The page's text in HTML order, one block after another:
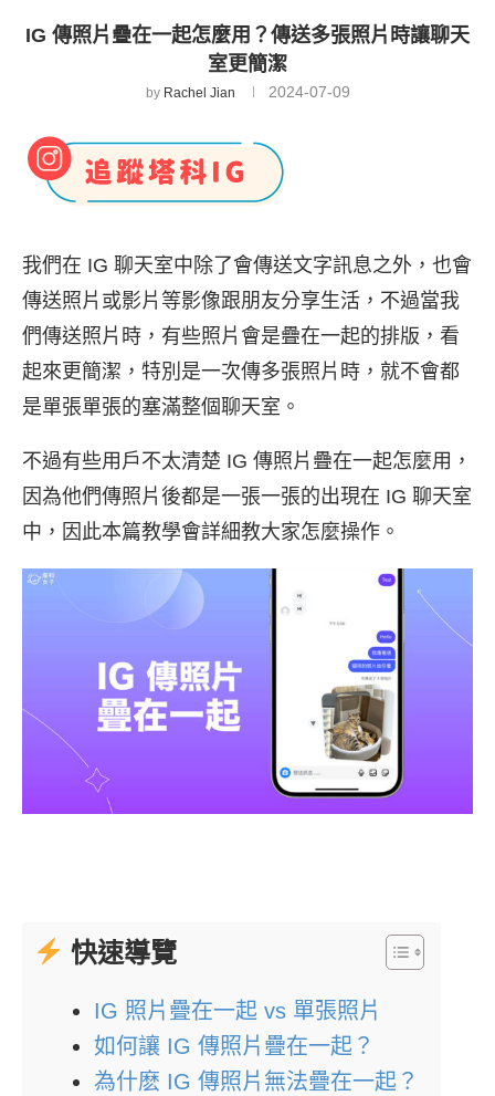
IG 傳照片疊在一起怎麼用？傳送多張照片時讓聊天
室更簡潔
by Rachel Jian 2024-07-09
我們在 IG 聊天室中除了會傳送文字訊息之外，也會
傳送照片或影片等影像跟朋友分享生活，不過當我
們傳送照片時，有些照片會是疊在一起的排版，看
起來更簡潔，特別是一次傳多張照片時，就不會都
是單張單張的塞滿整個聊天室。
不過有些用戶不太清楚 IG 傳照片疊在一起怎麼用，
因為他們傳照片後都是一張一張的出現在 IG 聊天室
中，因此本篇教學會詳細教大家怎麼操作。
快速導覽
IG 照片疊在一起 vs 單張照片
如何讓 IG 傳照片疊在一起？
為什麽 IG 傳照片無法疊在一起？